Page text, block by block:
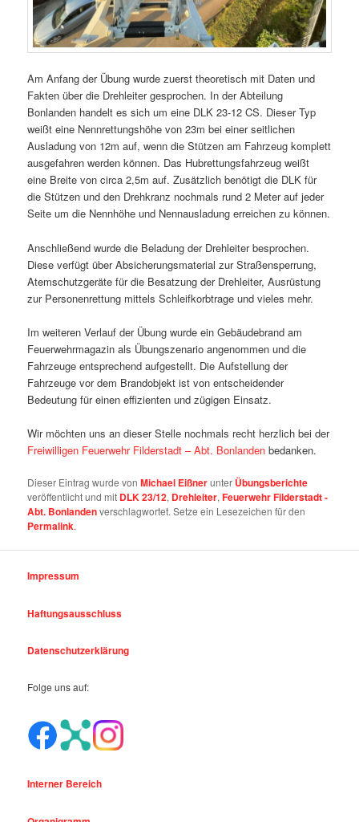
Am Anfang der Übung wurde zuerst theoretisch mit Daten und
Fakten über die Drehleiter gesprochen. In der Abteilung
Bonlanden handelt es sich um eine DLK 23-12 CS. Dieser Typ
weißt eine Nennrettungshöhe von 23m bei einer seitlichen
Ausladung von 12m auf, wenn die Stützen am Fahrzeug komplett
ausgefahren werden können. Das Hubrettungsfahrzeug weißt
eine Breite von circa 2,5m auf. Zusätzlich benötigt die DLK für
die Stützen und den Drehkranz nochmals rund 2 Meter auf jeder
Seite um die Nennhöhe und Nennausladung erreichen zu können.
Anschließend wurde die Beladung der Drehleiter besprochen.
Diese verfügt über Absicherungsmaterial zur Straßensperrung,
Atemschutzgeräte für die Besatzung der Drehleiter, Ausrüstung
zur Personenrettung mittels Schleifkorbtrage und vieles mehr.
Im weiteren Verlauf der Übung wurde ein Gebäudebrand am
Feuerwehrmagazin als Übungszenario angenommen und die
Fahrzeuge entsprechend aufgestellt. Die Aufstellung der
Fahrzeuge vor dem Brandobjekt ist von entscheidender
Bedeutung für einen effizienten und zügigen Einsatz.
Wir möchten uns an dieser Stelle nochmals recht herzlich bei der
Freiwilligen Feuerwehr Filderstadt – Abt. Bonlanden bedanken.
Dieser Eintrag wurde vonMichael Eißnerunter Übungsberichte
veröffentlicht und mit DLK 23/12, Drehleiter,Feuerwehr Filderstadt -
Abt. Bonlandenverschlagwortet. Setze ein Lesezeichen für den
Permalink.
Impressum
Haftungsausschluss
Datenschutzerklärung
Folge uns auf:
Interner Bereich